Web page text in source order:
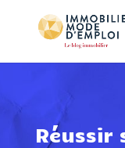
Réussir